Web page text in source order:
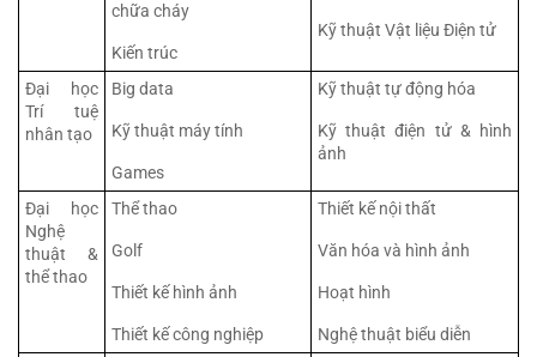
chữa cháy
Kiến trúc
Kỹ thuật Vật liệu Điện tử
Đại học
Trí tuệ
nhân tạo
Big data
Kỹ thuật máy tính
Games
Kỹ thuật tự động hóa
Kỹ thuật điện tử & hình
ảnh
Đại học
Nghệ
thuật &
thể thao
Thể thao
Golf
Thiết kế hình ảnh
Thiết kế công nghiệp
Thiết kế nội thất
Văn hóa và hình ảnh
Hoạt hình
Nghệ thuật biểu diễn